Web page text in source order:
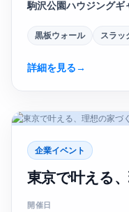
駒沢公園ハウジングギ
黒板ウォール スラッ
詳細を見る→
企業イベント
東京で叶える
開催日